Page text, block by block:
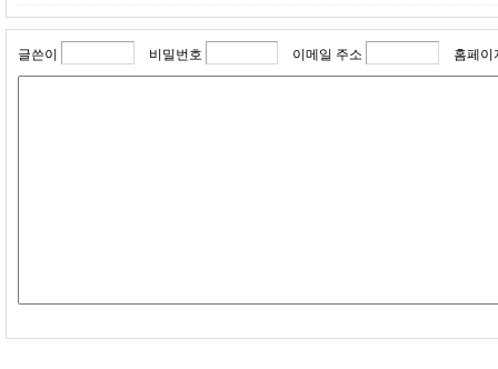
글쓴이 비밀번호 이메일 주소 홈페이